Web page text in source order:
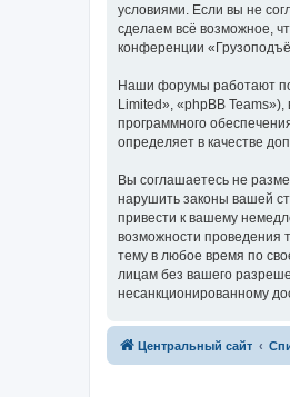
условиями. Если вы не
сделаем всё возможное,
конференции
Наши форумы работают
Limited», «phpBB
программного
определяет в качестве
Вы соглашаетесь не
нарушить законы вашей
привести к вашему
возможности проведения
тему в любое время по
лицам без вашего
несанкционированному
Центральный сайт